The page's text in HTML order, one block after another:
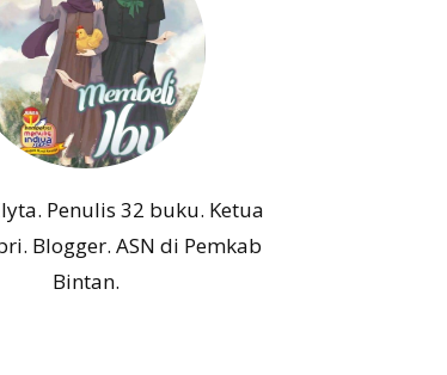
Penulis 32 buku. Ketua
Blogger. ASN di Pemkab
Bintan.